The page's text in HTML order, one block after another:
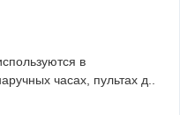
в
часах, пультах д..